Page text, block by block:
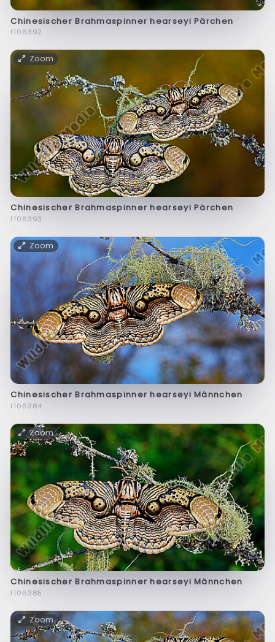
Chinesischer Brahmaspinner hearseyi Pärchen
f106392
Zoom
Chinesischer Brahmaspinner hearseyi Pärchen
f106393
Zoom
Chinesischer Brahmaspinner hearseyi Männchen
f106384
Zoom
Chinesischer Brahmaspinner hearseyi Männchen
f106385
Zoom